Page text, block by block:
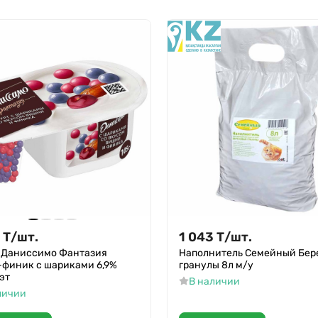
Т/шт.
Даниссимо Фантазия
с шариками 6,9%
1 043 Т/шт.
Наполнитель Семейный
гранулы 8л м/у
В наличии